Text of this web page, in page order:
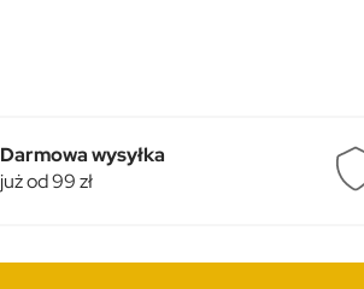
Darmowa wysyłka
już od 99 zł